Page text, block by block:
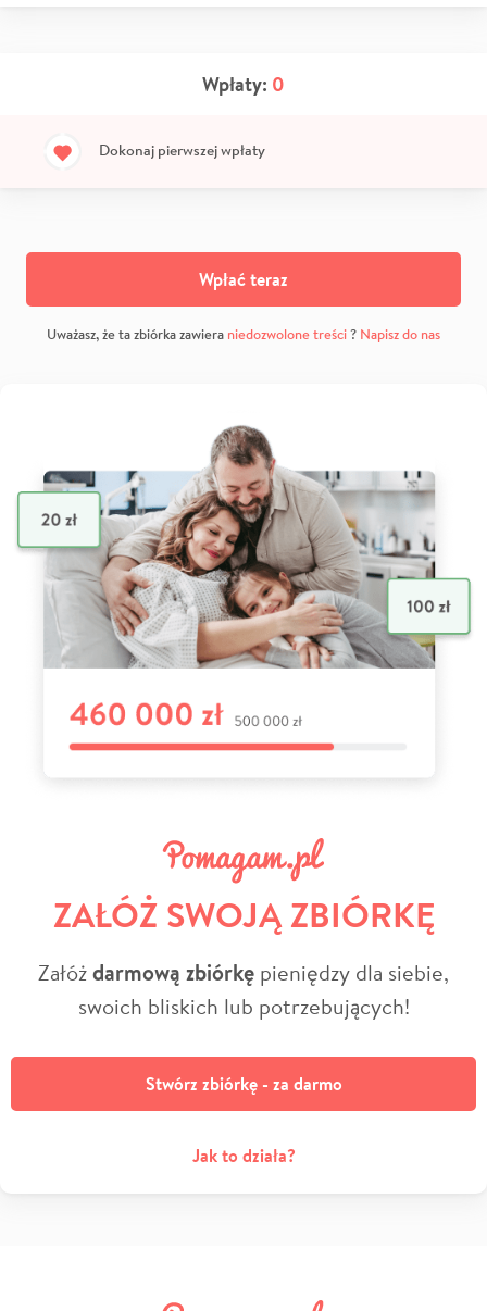
Wpłaty: 0
Dokonaj pierwszej wpłaty
Wpłać teraz
Uważasz, że ta zbiórka zawiera niedozwolone treści? Napisz do nas
ZAŁÓŻ SWOJĄ ZBIÓRKĘ
Załóżdarmową zbiórkę pieniędzy dla siebie,
swoich bliskich lub potrzebujących!
Stwórz zbiórkę - za darmo
Jak to działa?